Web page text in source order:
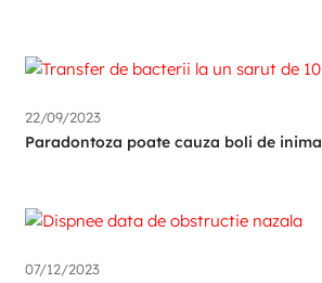
22/09/2023
Paradontoza poate cauza boli de inima
07/12/2023